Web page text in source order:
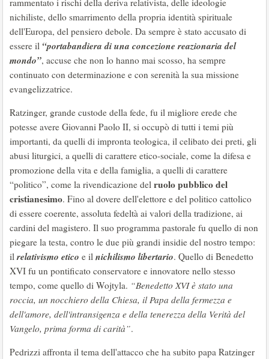
rammentato i rischi della deriva relativista, delle ideologie
nichiliste, dello smarrimento della propria identità spirituale
dell'Europa, del pensiero debole. Da sempre è stato accusato di
essere il “portabandiera di una concezione reazionaria del
mondo”, accuse che non lo hanno mai scosso, ha sempre
continuato con determinazione e con serenità la sua missione
evangelizzatrice.
Ratzinger, grande custode della fede, fu il migliore erede che
potesse avere Giovanni Paolo II, si occupò di tutti i temi più
importanti, da quelli di impronta teologica, il celibato dei preti, gli
abusi liturgici, a quelli di carattere etico-sociale, come la difesa e
promozione della vita e della famiglia, a quelli di carattere
“politico”, come la rivendicazione del ruolo pubblico del
cristianesimo. Fino al dovere dell'elettore e del politico cattolico
di essere coerente, assoluta fedeltà ai valori della tradizione, ai
cardini del magistero. Il suo programma pastorale fu quello di non
piegare la testa, contro le due più grandi insidie del nostro tempo:
ilrelativismo etico e il nichilismo libertario. Quello di Benedetto
XVI fu un pontificato conservatore e innovatore nello stesso
tempo, come quello di Wojtyla. “Benedetto XVI è stato una
roccia, un nocchiero della Chiesa, il Papa della fermezza e
dell'amore, dell'intransigenza e della tenerezza della Verità del
Vangelo, prima forma di carità”.
Pedrizzi affronta il tema dell'attacco che ha subito papa Ratzinger